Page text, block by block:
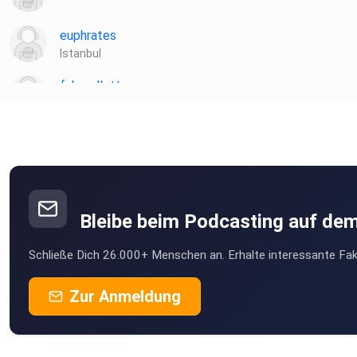
Polizei: 110 (bei akuter Bedrohung)
Beratungsstelle Juuuport
NetzDG-Beschwerdeformular
euphrates
Istanbul
fahrradlotte
Bleibe beim Podcasting auf
Schließe Dich 26.000+ Menschen an. Erhalte interessante
Zur Anmeldung